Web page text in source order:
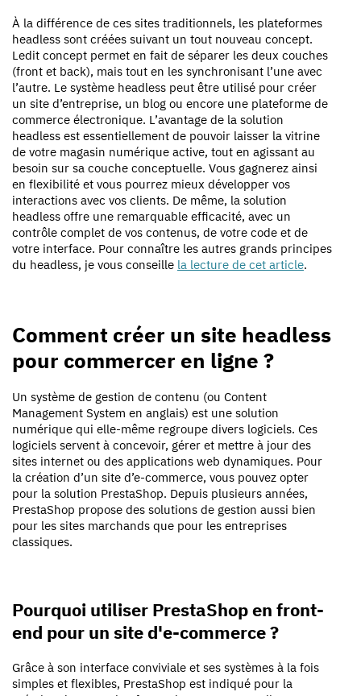
À la différence de ces sites traditionnels, les plateformes
headless sont créées suivant un tout nouveau concept.
Ledit concept permet en fait de séparer les deux couches
(front et back), mais tout en les synchronisant l’une avec
l’autre. Le système headless peut être utilisé pour créer
un site d’entreprise, un blog ou encore une plateforme de
commerce électronique. L’avantage de la solution
headless est essentiellement de pouvoir laisser la vitrine
de votre magasin numérique active, tout en agissant au
besoin sur sa couche conceptuelle. Vous gagnerez ainsi
en flexibilité et vous pourrez mieux développer vos
interactions avec vos clients. De même, la solution
headless offre une remarquable efficacité, avec un
contrôle complet de vos contenus, de votre code et de
votre interface. Pour connaître les autres grands principes
du headless, je vous conseille la lecture de cet article.
Comment créer un site headless
pour commercer en ligne ?
Un système de gestion de contenu (ou Content
Management System en anglais) est une solution
numérique qui elle-même regroupe divers logiciels. Ces
logiciels servent à concevoir, gérer et mettre à jour des
sites internet ou des applications web dynamiques. Pour
la création d’un site d’e-commerce, vous pouvez opter
pour la solution PrestaShop. Depuis plusieurs années,
PrestaShop propose des solutions de gestion aussi bien
pour les sites marchands que pour les entreprises
classiques.
Pourquoi utiliser PrestaShop en front-
end pour un site d'e-commerce ?
Grâce à son interface conviviale et ses systèmes à la fois
simples et flexibles, PrestaShop est indiqué pour la